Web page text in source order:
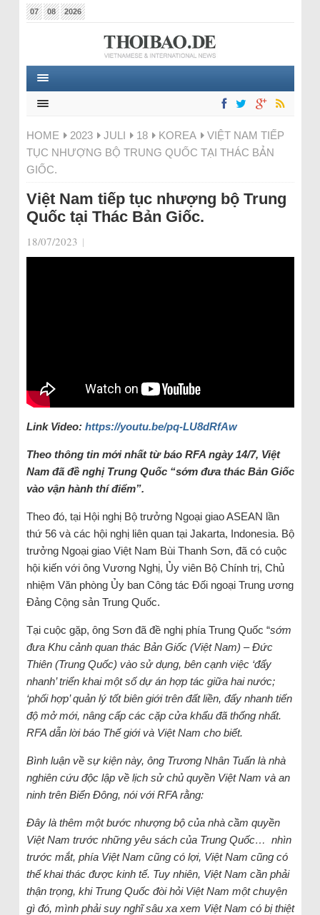
07 08 2026
HOME 2023 JULI 18 KOREA
VIỆT NAM TIẾP
TỤC NHƯỢNG BỘ TRUNG QUỐC TẠI THÁC BẢN
GIỐC.
Việt Nam tiếp tục nhượng bộ Trung
Quốc tại Thác Bản Giốc.
18/07/2023 |
Link Video: https://youtu.be/pq-LU8dRfAw
Theo thông tin mới nhất từ báo RFA ngày 14/7, Việt
Nam đã đề nghị Trung Quốc “sớm đưa thác Bản Giốc
vào vận hành thí điểm”.
Theo đó, tại Hội nghị Bộ trưởng Ngoại giao ASEAN lần
thứ 56 và các hội nghị liên quan tại Jakarta, Indonesia. Bộ
trưởng Ngoại giao Việt Nam Bùi Thanh Sơn, đã có cuộc
hội kiến với ông Vương Nghị, Ủy viên Bộ Chính trị, Chủ
nhiệm Văn phòng Ủy ban Công tác Đối ngoại Trung ương
Đảng Cộng sản Trung Quốc.
Tại cuộc gặp, ông Sơn đã đề nghị phía Trung Quốc “sớm
đưa Khu cảnh quan thác Bản Giốc (Việt Nam) – Đức
Thiên (Trung Quốc) vào sử dụng, bên cạnh việc ‘đẩy
nhanh’ triển khai một số dự án hợp tác giữa hai nước;
‘phối hợp’ quản lý tốt biên giới trên đất liền, đẩy nhanh tiến
độ mở mới, nâng cấp các cặp cửa khẩu đã thống nhất.
RFA dẫn lời báo Thế giới và Việt Nam cho biết.
Bình luận về sự kiện này, ông Trương Nhân Tuấn là nhà
nghiên cứu độc lập về lịch sử chủ quyền Việt Nam và an
ninh trên Biển Đông, nói với RFA rằng:
Đây là thêm một bước nhượng bộ của nhà cầm quyền
Việt Nam trước những yêu sách của Trung Quốc… nhìn
trước mắt, phía Việt Nam cũng có lợi, Việt Nam cũng có
thể khai thác được kinh tế. Tuy nhiên, Việt Nam cần phải
thận trọng, khi Trung Quốc đòi hỏi Việt Nam một chuyện
gì đó, mình phải suy nghĩ sâu xa xem Việt Nam có bị thiệt